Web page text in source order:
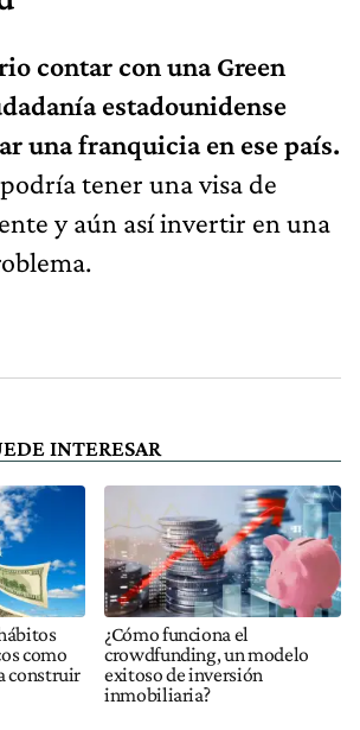
contar con una Green
estadounidense
una franquicia en ese país.
tener una visa de
y aún así invertir en una
INTERESAR
como
construir
¿Cómo funciona el
crowdfunding, un modelo
exitoso de inversión
inmobiliaria?